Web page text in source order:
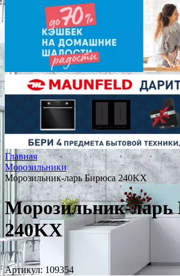
Главная
Морозильники
Морозильник-ларь Бирюса 240KX
Морозильник-ларь
240KX
Артикул: 109354